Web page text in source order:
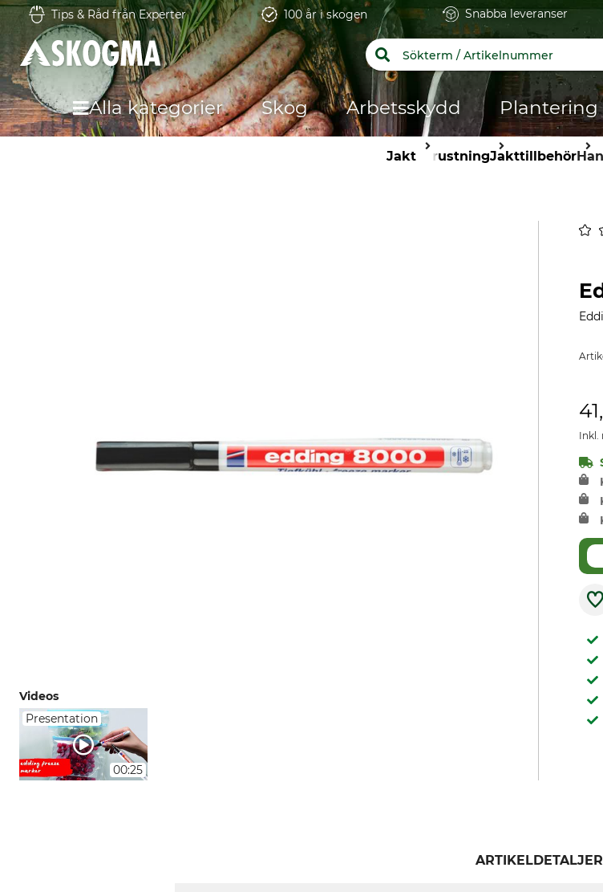
Tips & Råd från Experter 100 år i skogen Snabba leveranser
Alla kategorier Skog Arbetsskydd Plantering
Jakt UtrustningJakttillbehör
Videos
Presentation
00:25
Inkl.
ARTIKELDETALJER